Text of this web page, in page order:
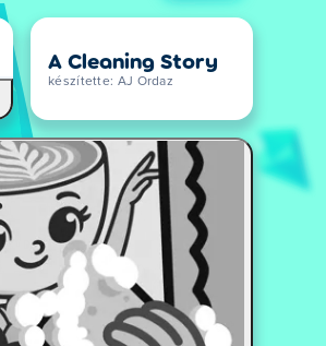
A Cleaning Story
készítette: AJ Ordaz